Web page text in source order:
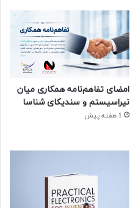
امضای تفاهم‌نامه همکاری میان
نیراسیستم و سندیکای شناسا
1 هفته پیش